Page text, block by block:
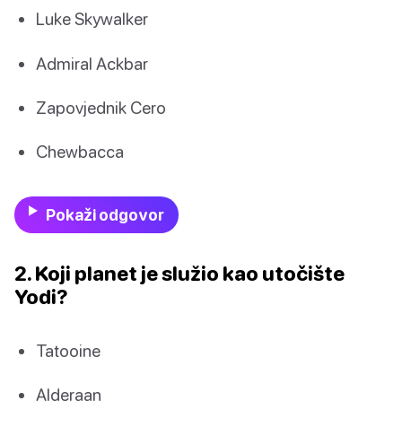
Luke Skywalker
Admiral Ackbar
Zapovjednik Cero
Chewbacca
Pokaži odgovor
2. Koji planet je služio kao utočište
Yodi?
Tatooine
Alderaan